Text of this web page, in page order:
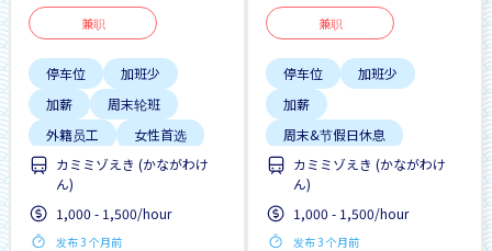
兼职
停车位
加班少
加薪
周末轮班
外籍员工
女性首选
学生签证首选
提供宿舍
カミミゾえき (かながわけ
ん)
1,000 - 1,500/hour
发布 3 个月前
兼职
停车位
加班少
加薪
周末&节假日休息
外籍员工
女性首选
学生签证首选
提供宿舍
提供膳食
カミミゾえき (かながわけ
ん)
1,000 - 1,500/hour
发布 3 个月前